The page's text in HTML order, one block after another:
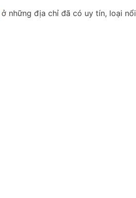
ở những địa chỉ đã có uy tín, loại